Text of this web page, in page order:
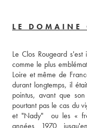
LE DOMAINE
Le Clos Rougeard
comme le plus
Loire et même de
durant longtemps, il
pointus, avant que
pourtant pas le cas du
et "Nady"  ou les «
années 1970